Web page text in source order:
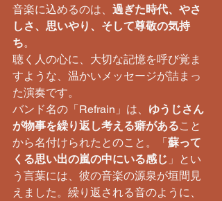
音楽に込めるのは、 過ぎた時代、やさ
しさ、思いやり、そして尊敬の気持
ち。
聴く人の心に、大切な記憶を呼び覚ま
すような、温かいメッセージが詰まっ
た演奏です。
​バンド名の「Refrain」は、 ゆうじさん
が物事を繰り返し考える癖があること
から名付けられたとのこと。「蘇って
くる思い出の嵐の中にいる感じ 」とい
う言葉には、彼の音楽の源泉が垣間見
えました。繰り返される音のように、